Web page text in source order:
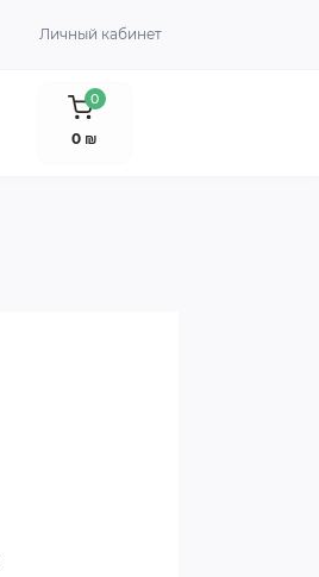
Личный кабинет
0
0 ₪